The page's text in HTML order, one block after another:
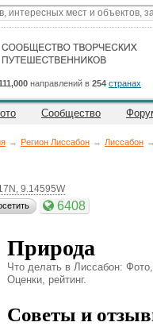
направлений в 254 странах
Сообщество
→ Регион Лиссабон → Лиссабон
9.14595W
6408
Природа
Что делать в Лиссабон:
Оценки, рейтинг.
Советы и